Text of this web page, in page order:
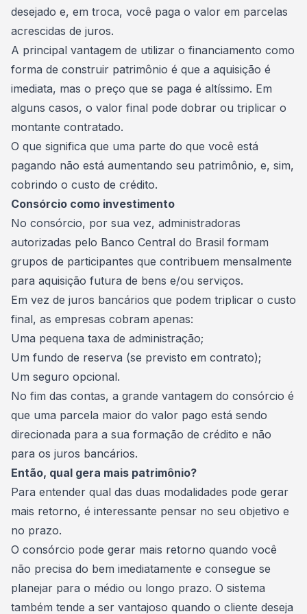
desejado e, em troca, você paga o valor em parcelas
acrescidas de juros.
A principal vantagem de utilizar o financiamento como
forma de construir patrimônio é que a aquisição é
imediata, mas o preço que se paga é altíssimo. Em
alguns casos, o valor final pode dobrar ou triplicar o
montante contratado.
O que significa que uma parte do que você está
pagando não está aumentando seu patrimônio, e, sim,
cobrindo o custo de crédito.
Consórcio como investimento
No consórcio, por sua vez, administradoras
autorizadas pelo Banco Central do Brasil formam
grupos de participantes que contribuem mensalmente
para aquisição futura de bens e/ou serviços.
Em vez de juros bancários que podem triplicar o custo
final, as empresas cobram apenas:
Uma pequena taxa de administração;
Um fundo de reserva (se previsto em contrato);
Um seguro opcional.
No fim das contas, a grande vantagem do consórcio é
que uma parcela maior do valor pago está sendo
direcionada para a sua formação de crédito e não
para os juros bancários.
Então, qual gera mais patrimônio?
Para entender qual das duas modalidades pode gerar
mais retorno, é interessante pensar no seu objetivo e
no prazo.
O consórcio pode gerar mais retorno quando você
não precisa do bem imediatamente e consegue se
planejar para o médio ou longo prazo. O sistema
também tende a ser vantajoso quando o cliente deseja